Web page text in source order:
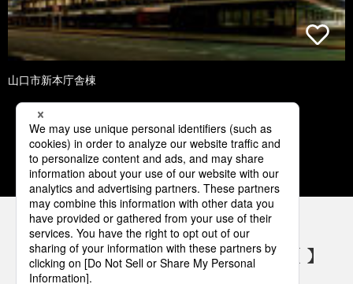
山口市新本庁舎棟
1 2 3 4 5
パナソニックの電気設備 SNSアカウント